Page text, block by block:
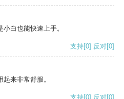
白也能快速上手。
支持[0] 反对[0]
来非常舒服。
支持[0] 反对[0]